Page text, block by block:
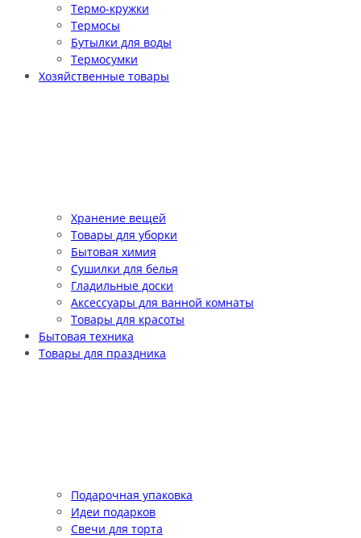
Термо-кружки
Термосы
Бутылки для воды
Термосумки
Хозяйственные товары
Хранение вещей
Товары для уборки
Бытовая химия
Сушилки для белья
Гладильные доски
Аксессуары для ванной комнаты
Товары для красоты
Бытовая техника
Товары для праздника
Подарочная упаковка
Идеи подарков
Свечи для торта